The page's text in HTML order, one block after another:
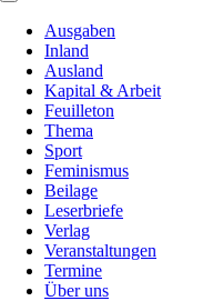
Ausgaben
Inland
Ausland
Kapital & Arbeit
Feuilleton
Thema
Sport
Feminismus
Beilage
Leserbriefe
Verlag
Veranstaltungen
Termine
Über uns